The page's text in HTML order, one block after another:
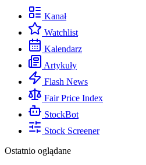
Kanał
Watchlist
Kalendarz
Artykuły
Flash News
Fair Price Index
StockBot
Stock Screener
Ostatnio oglądane